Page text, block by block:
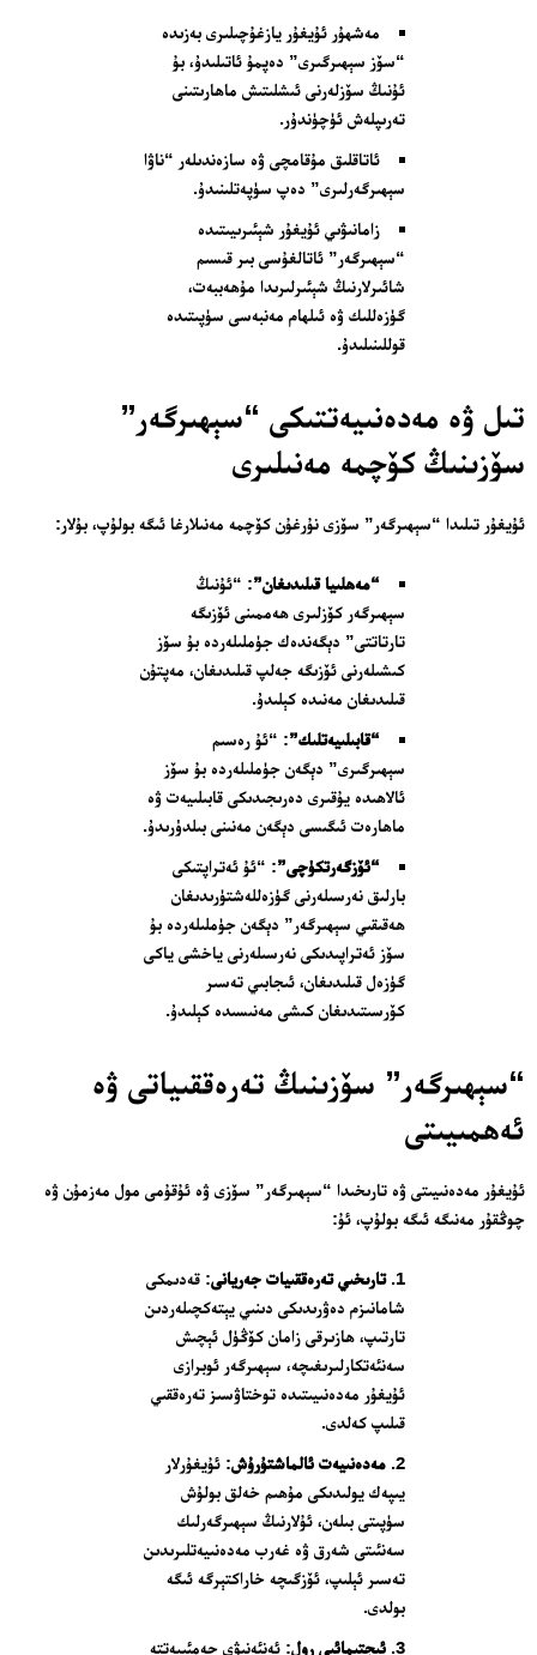
مەشھۇر ئۇيغۇر يازغۇچىلىرى بەزىدە
“سۆز سېھىرگىرى” دەپمۇ ئاتىلىدۇ، بۇ
ئۇنىڭ سۆزلەرنى ئىشلىتىش ماھارىتىنى
تەرىپلەش ئۈچۈندۇر.
ئاتاقلىق مۇقامچى ۋە سازەندىلەر “ناۋا
سېھىرگەرلىرى” دەپ سۈپەتلىنىدۇ.
زامانىۋىي ئۇيغۇر شېئىرىيىتىدە
“سېھىرگەر” ئاتالغۇسى بىر قىسىم
شائىرلارنىڭ شېئىرلىرىدا مۇھەببەت،
گۈزەللىك ۋە ئىلھام مەنبەسى سۈپىتىدە
قوللىنىلىدۇ.
تىل ۋە مەدەنىيەتتىكى “سېھىرگەر”
سۆزىنىڭ كۆچمە مەنىلىرى
ئۇيغۇر تىلىدا “سېھىرگەر” سۆزى نۇرغۇن كۆچمە مەنىلارغا ئىگە بولۇپ، بۇلار:
“مەھلىيا قىلىدىغان”: “ئۇنىڭ
سېھىرگەر كۆزلىرى ھەممىنى ئۆزىگە
تارتاتتى” دېگەندەك جۈملىلەردە بۇ سۆز
كىشىلەرنى ئۆزىگە جەلپ قىلىدىغان، مەپتۇن
قىلىدىغان مەنىدە كېلىدۇ.
“قابىلىيەتلىك”: “ئۇ رەسىم
سېھىرگىرى” دېگەن جۈملىلەردە بۇ سۆز
ئالاھىدە يۇقىرى دەرىجىدىكى قابىلىيەت ۋە
ماھارەت ئىگىسى دېگەن مەنىنى بىلدۈرىدۇ.
“ئۆزگەرتكۈچى”: “ئۇ ئەتراپتىكى
بارلىق نەرسىلەرنى گۈزەللەشتۈرىدىغان
ھەقىقىي سېھىرگەر” دېگەن جۈملىلەردە بۇ
سۆز ئەتراپىدىكى نەرسىلەرنى ياخشى ياكى
گۈزەل قىلىدىغان، ئىجابىي تەسىر
كۆرسىتىدىغان كىشى مەنىسىدە كېلىدۇ.
“سېھىرگەر” سۆزىنىڭ تەرەققىياتى ۋە
ئەھمىيىتى
ئۇيغۇر مەدەنىيىتى ۋە تارىخىدا “سېھىرگەر” سۆزى ۋە ئۇقۇمى مول مەزمۇن ۋە
چوڭقۇر مەنىگە ئىگە بولۇپ، ئۇ:
تارىخىي تەرەققىيات جەريانى: قەدىمكى
شامانىزم دەۋرىدىكى دىنىي يېتەكچىلەردىن
تارتىپ، ھازىرقى زامان كۆڭۈل ئېچىش
سەنئەتكارلىرىغىچە، سېھىرگەر ئوبرازى
ئۇيغۇر مەدەنىيىتىدە توختاۋسىز تەرەققىي
قىلىپ كەلدى.
مەدەنىيەت ئالماشتۇرۇش: ئۇيغۇرلار
يىپەك يولىدىكى مۇھىم خەلق بولۇش
سۈپىتى بىلەن، ئۇلارنىڭ سېھىرگەرلىك
سەنئىتى شەرق ۋە غەرب مەدەنىيەتلىرىدىن
تەسىر ئېلىپ، ئۆزگىچە خاراكتېرگە ئىگە
بولدى.
ئىجتىمائىي رول: ئەنئەنىۋى جەمئىيەتتە